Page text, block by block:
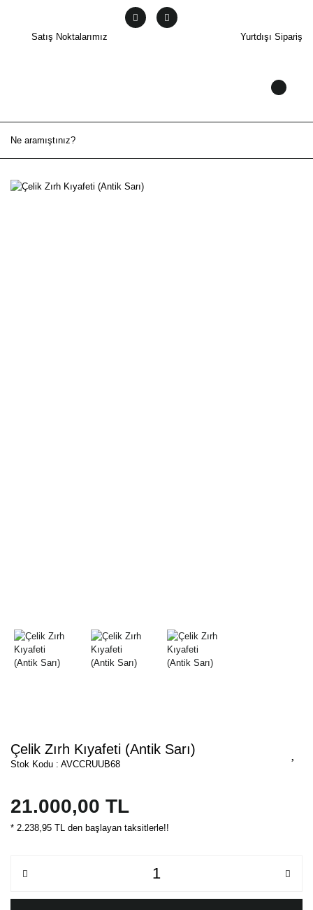
Satış Noktalarımız Yurtdışı Sipariş
Çelik Zırh Kıyafeti (Antik Sarı)
Stok Kodu : AVCCRUUB68
21.000,00 TL
* 2.238,95 TL den başlayan taksitlerle!!